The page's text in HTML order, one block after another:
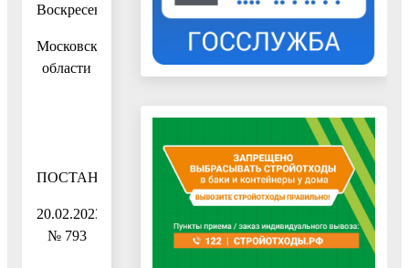
Воскресенск
Московской
области
ПОСТАНОВЛЕНИЕ
20.02.2023
№ 793